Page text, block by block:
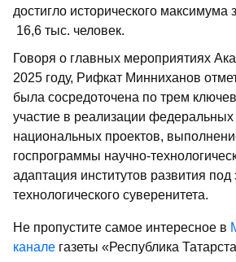
достигло исторического максимума
16,6 тыс. человек.
Говоря о главных мероприятиях
2025 году, Рифкат Минниханов
была сосредоточена по трем
участие в реализации
национальных проектов,
госпрограммы научно-
адаптация институтов развития
технологического суверенитета.
Не пропустите самое интересное в
канале газеты «Республика